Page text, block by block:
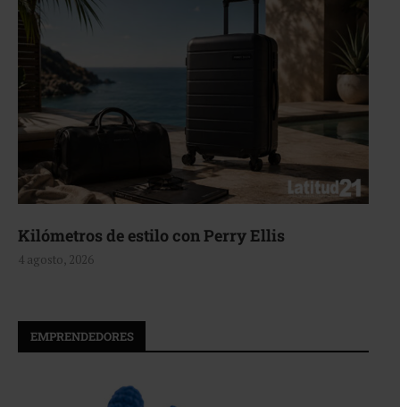
Aerie, texturas que fluyen
4 agosto, 2026
EMPRENDEDORES